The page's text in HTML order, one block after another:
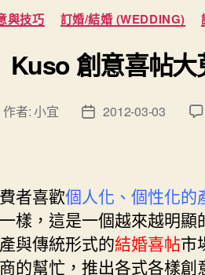
分
類
與技巧 訂婚/結婚 (WEDDING)
Kuso 創意喜帖大
作者:小宜
文
日
期
2012-03-03
者喜歡個人化、個性化的
樣，這是一個越來越明顯
與傳統形式的結婚喜帖市
的幫忙，推出各式各樣